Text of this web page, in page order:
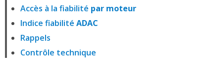
Accès à la fiabilité par moteur
Indice fiabilité ADAC
Rappels
Contrôle technique